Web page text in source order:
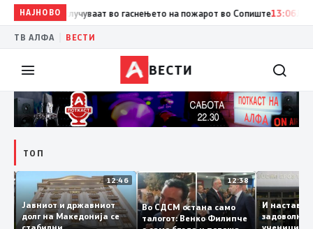
НАЈНОВО13:07Три ер трактори се вклучуваат во гаснењето на
ТВ АЛФА ВЕСТИ
ВЕСТИ
ТОП
12:46
Јавниот и државниот
долг на Македонија се
12:38
Во СДСМ остана само
талогот: Венко Филипче
И